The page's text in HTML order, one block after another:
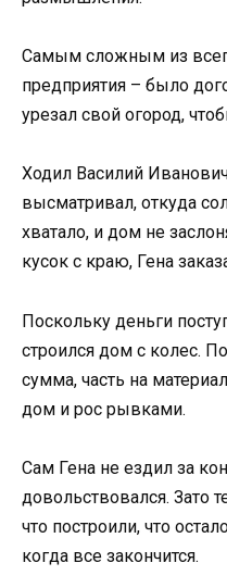
Самым сложным из
предприятия – было
урезал свой огород,
Ходил Василий
высматривал, откуда
хватало, и дом не
кусок с краю, Гена
Поскольку деньги
строился дом с колес.
сумма, часть на
дом и рос рывками.
Сам Гена не ездил за
довольствовался. Зато
что построили, что
когда все закончится.